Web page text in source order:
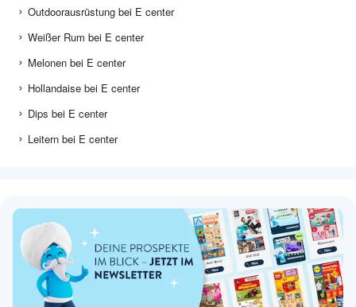
Outdoorausrüstung bei E center
Weißer Rum bei E center
Melonen bei E center
Hollandaise bei E center
Dips bei E center
Leitern bei E center